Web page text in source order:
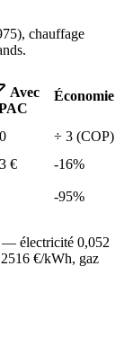
), chauffage
.
Avec
Économie
÷ 3 (COP)
€ -16%
-95%
électricité 0,052
€/kWh, gaz